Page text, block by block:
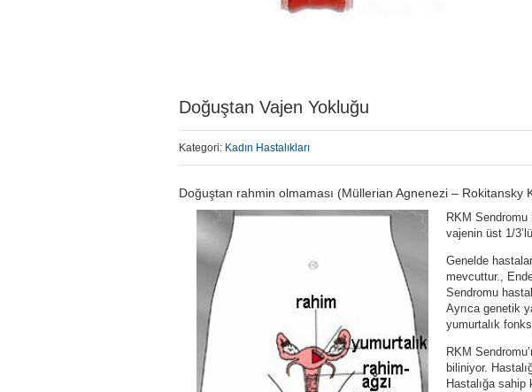
Doğuştan Vajen Yokluğu
Kategori: Kadın Hastalıkları
Doğuştan rahmin olmaması (Müllerian Agnenezi –
RKM Sendromu
vajenin üst 1/
Genelde
mevcuttur.,
Sendromu
Ayrıca genetik
yumurtalık
RKM
biliniyor.
Hastalığa